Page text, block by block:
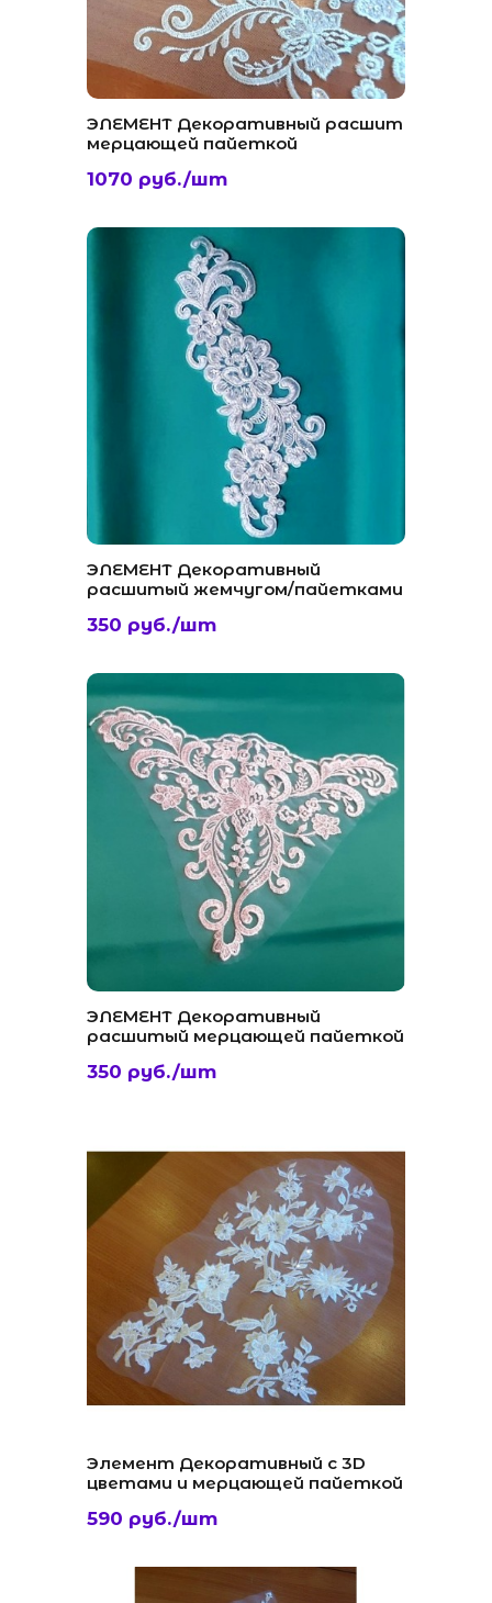
ЭЛЕМЕНТ Декоративный расшит
мерцающей пайеткой
1070 руб./шт
ЭЛЕМЕНТ Декоративный
расшитый жемчугом/пайетками
350 руб./шт
ЭЛЕМЕНТ Декоративный
расшитый мерцающей пайеткой
350 руб./шт
Элемент Декоративный с 3D
цветами и мерцающей пайеткой
590 руб./шт